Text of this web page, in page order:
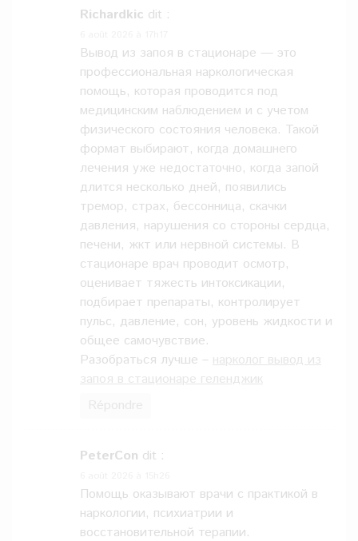
Richardkic dit :
Вывод из запоя в стационаре — это
профессиональная наркологическая
помощь, которая проводится под
медицинским наблюдением и с учетом
физического состояния человека. Такой
формат выбирают, когда домашнего
лечения уже недостаточно, когда запой
длится несколько дней, появились
тремор, страх, бессонница, скачки
давления, нарушения со стороны сердца,
печени, жкт или нервной системы. В
стационаре врач проводит осмотр,
оценивает тяжесть интоксикации,
подбирает препараты, контролирует
пульс, давление, сон, уровень жидкости и
общее самочувствие.
Разобраться лучше – нарколог вывод из
запоя в стационаре геленджик
PeterCon dit :
Помощь оказывают врачи с практикой в
наркологии, психиатрии и
восстановительной терапии.